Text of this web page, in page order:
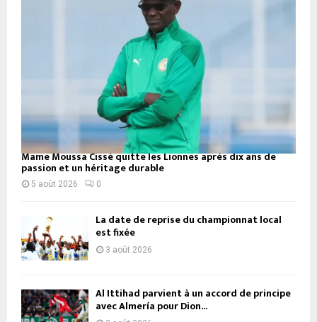
Mame Moussa Cissé quitte les Lionnes après dix ans de
passion et un héritage durable
5 août 2026 0
La date de reprise du championnat local
est fixée
3 août 2026
Al Ittihad parvient à un accord de principe
avec Almería pour Dion...